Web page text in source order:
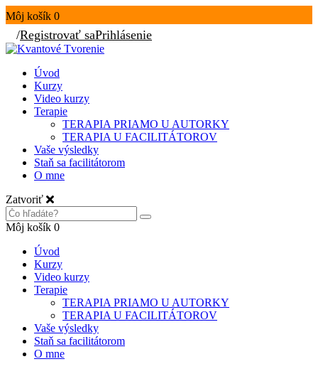
Môj košík 0
/Registrovať saPrihlásenie
Úvod
Kurzy
Video kurzy
Terapie
TERAPIA PRIAMO U AUTORKY
TERAPIA U FACILITÁTOROV
Vaše výsledky
Staň sa facilitátorom
O mne
Zatvoriť
Môj košík 0
Úvod
Kurzy
Video kurzy
Terapie
TERAPIA PRIAMO U AUTORKY
TERAPIA U FACILITÁTOROV
Vaše výsledky
Staň sa facilitátorom
O mne